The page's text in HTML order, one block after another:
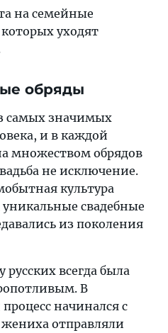
на семейные
уходят
обряды
самых значимых
и в каждой
множеством обрядов
не исключение.
культура
свадебные
из поколения
русских всегда была
В
начинался с
жениха отправляли